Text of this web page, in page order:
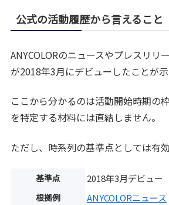
公式の活動履歴から言えること
ANYCOLORのニュースやプレスリリ
が2018年3月にデビューしたことが示
ここから分かるのは活動開始時期の
を特定する材料には直結しません。
ただし、時系列の基準点としては有効
基準点 2018年3月デビュー
根拠例 ANYCOLORニュース